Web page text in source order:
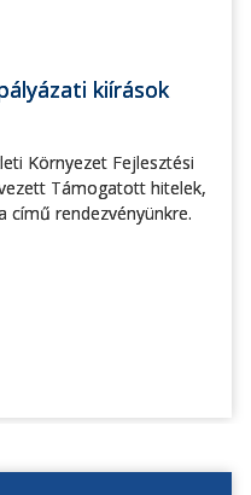
kiírások
Környezet Fejlesztési
Támogatott hitelek,
című rendezvényünkre.